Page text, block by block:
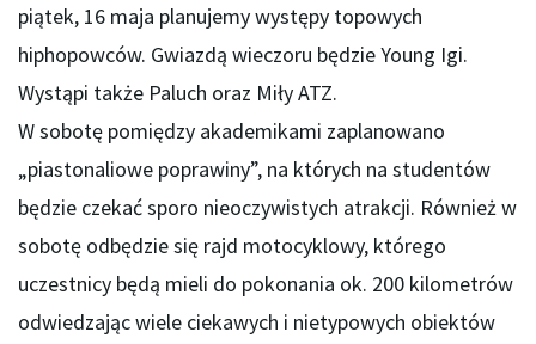
piątek, 16 maja planujemy występy topowych
hiphopowców. Gwiazdą wieczoru będzie Young Igi.
Wystąpi także Paluch oraz Miły ATZ.
W sobotę pomiędzy akademikami zaplanowano
„piastonaliowe poprawiny”, na których na studentów
będzie czekać sporo nieoczywistych atrakcji. Również w
sobotę odbędzie się rajd motocyklowy, którego
uczestnicy będą mieli do pokonania ok. 200 kilometrów
odwiedzając wiele ciekawych i nietypowych obiektów